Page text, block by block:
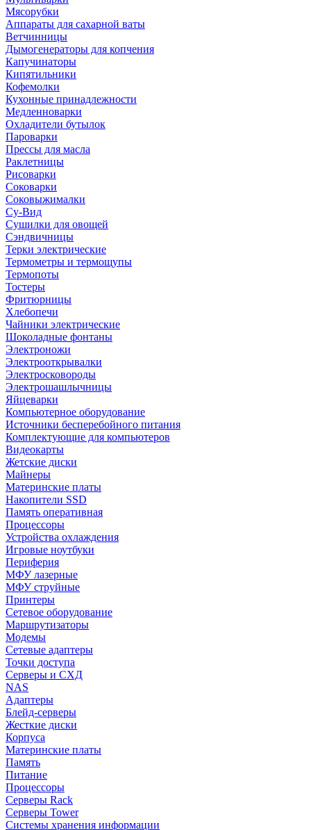
Мясорубки
Аппараты для сахарной ваты
Ветчинницы
Дымогенераторы для копчения
Капучинаторы
Кипятильники
Кофемолки
Кухонные принадлежности
Медленноварки
Охладители бутылок
Пароварки
Прессы для масла
Раклетницы
Рисоварки
Соковарки
Соковыжималки
Су-Вид
Сушилки для овощей
Сэндвичницы
Терки электрические
Термометры и термощупы
Термопоты
Тостеры
Фритюрницы
Хлебопечи
Чайники электрические
Шоколадные фонтаны
Электроножи
Электрооткрывалки
Электросковороды
Электрошашлычницы
Яйцеварки
Компьютерное оборудование
Источники бесперебойного питания
Комплектующие для компьютеров
Видеокарты
Жетские диски
Майнеры
Материнские платы
Накопители SSD
Память оперативная
Процессоры
Устройства охлаждения
Игровые ноутбуки
Периферия
МФУ лазерные
МФУ струйные
Принтеры
Сетевое оборудование
Маршрутизаторы
Модемы
Сетевые адаптеры
Точки доступа
Серверы и СХД
NAS
Адаптеры
Блейд-серверы
Жесткие диски
Корпуса
Материнские платы
Память
Питание
Процессоры
Серверы Rack
Серверы Tower
Системы хранения информации